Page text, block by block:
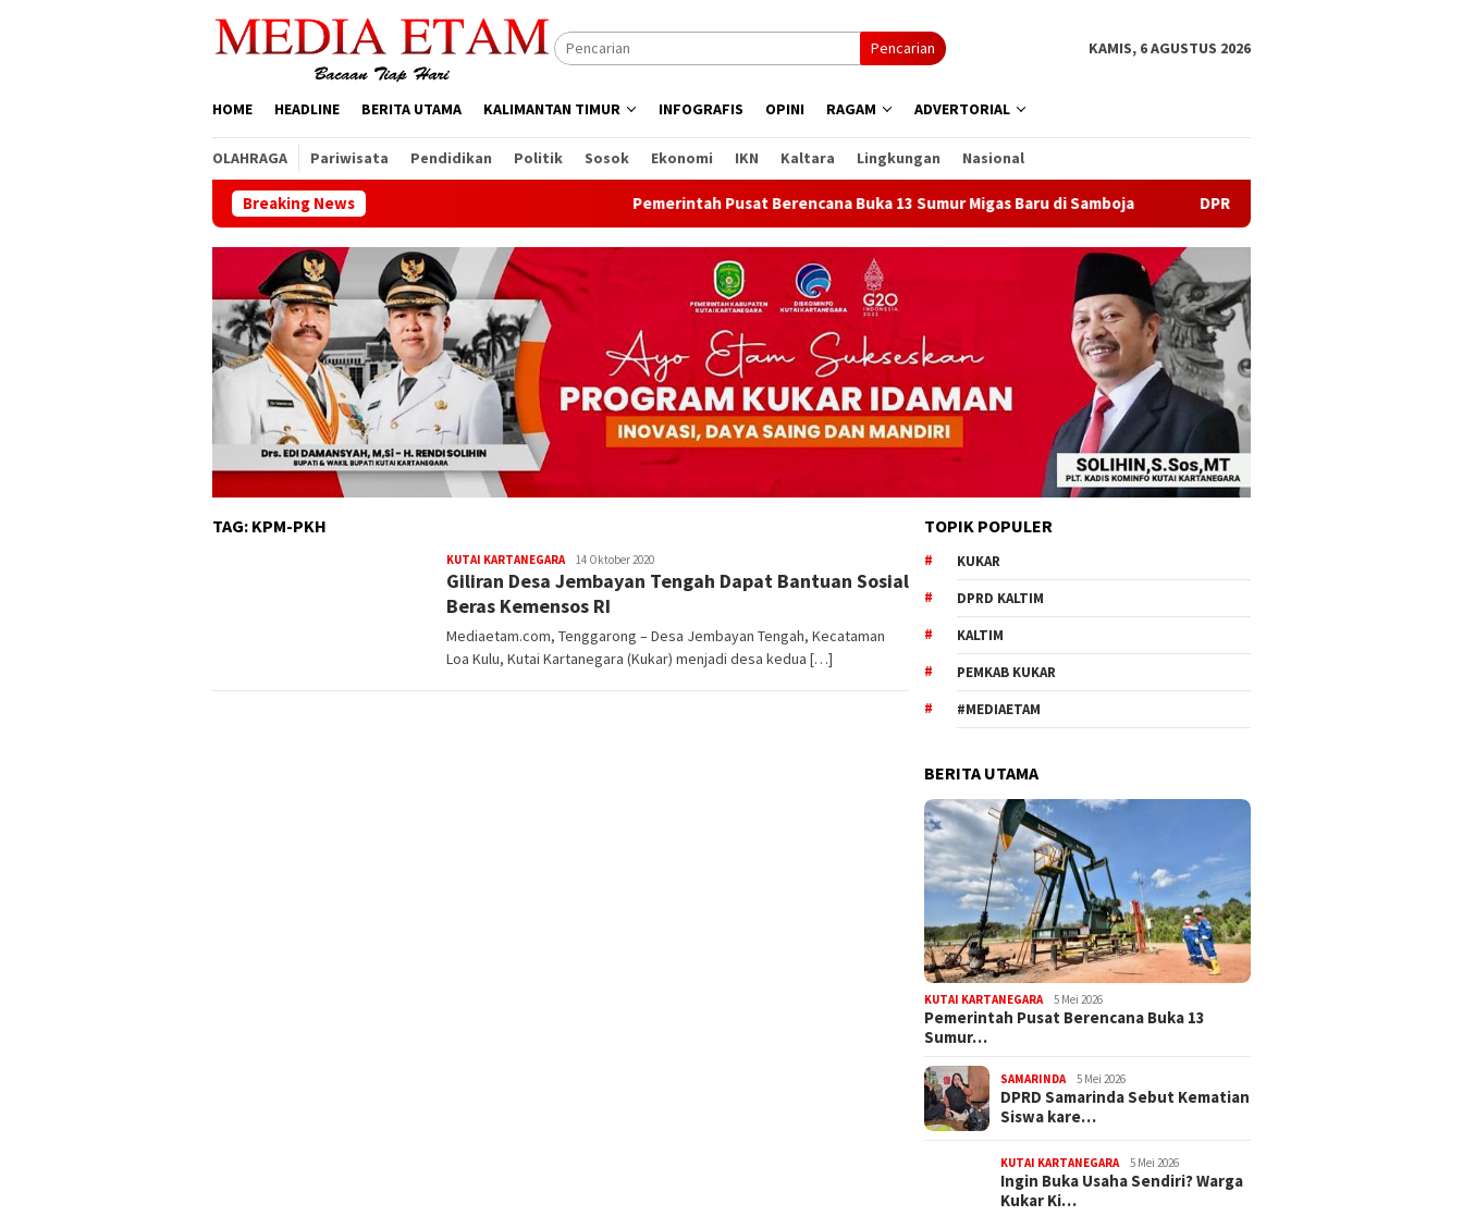
Pencarian KAMIS, 6 AGUSTUS 2026
HOME HEADLINE BERITA UTAMA KALIMANTAN TIMUR INFOGRAFIS OPINI RAGAM ADVERTORIAL
OLAHRAGA Pariwisata Pendidikan Politik Sosok Ekonomi IKN Kaltara Lingkungan Nasional
Breaking News Pemerintah Pusat Berencana Buka 13 Sumur Migas Baru di Samboja DPRD Samarinda Sebut Kematian Siswa
TAG: KPM-PKH
KUTAI KARTANEGARARedaksi
14 Oktober 2020
Giliran Desa Jembayan Tengah Dapat Bantuan Sosial
Beras Kemensos RI
Mediaetam.com, Tenggarong – Desa Jembayan Tengah, Kecataman
Loa Kulu, Kutai Kartanegara (Kukar) menjadi desa kedua […]
TOPIK POPULER
KUKAR
DPRD KALTIM
KALTIM
PEMKAB KUKAR
#MEDIAETAM
BERITA UTAMA
KUTAI KARTANEGARA 5 Mei 2026
Pemerintah Pusat Berencana Buka 13
Sumur…
SAMARINDA 5 Mei 2026
DPRD Samarinda Sebut Kematian
Siswa kare…
KUTAI KARTANEGARA 5 Mei 2026
Ingin Buka Usaha Sendiri? Warga
Kukar Ki…